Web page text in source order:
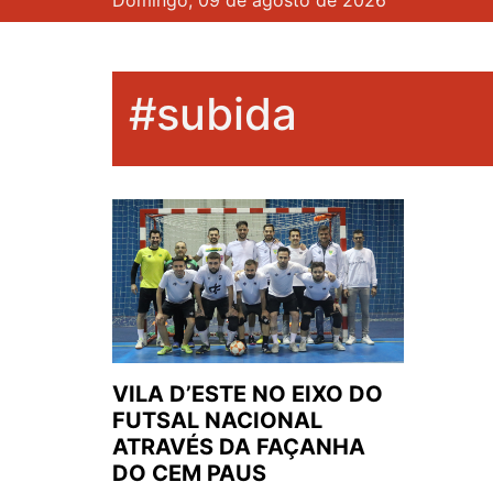
#subida
VILA D’ESTE NO EIXO DO
FUTSAL NACIONAL
ATRAVÉS DA FAÇANHA
DO CEM PAUS